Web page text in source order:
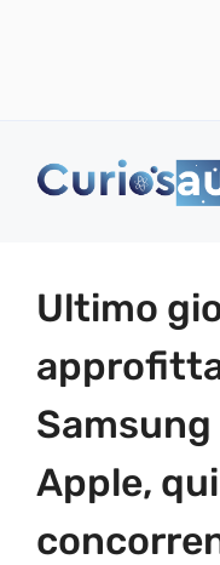
Ultimo
Samsung
Apple,